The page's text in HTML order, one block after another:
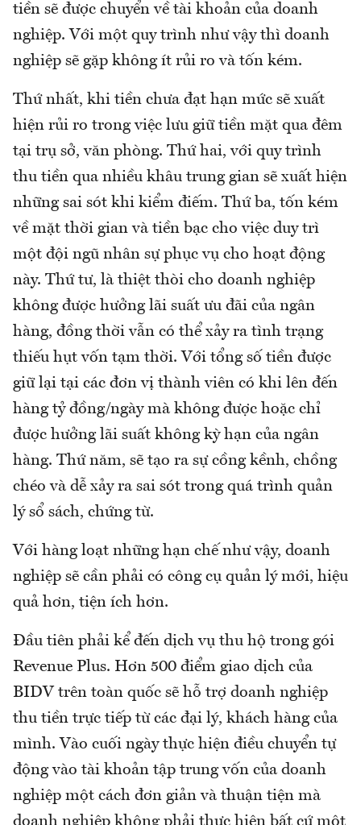
tiền sẽ được chuyển về tài khoản của doanh
nghiệp. Với một quy trình như vậy thì doanh
nghiệp sẽ gặp không ít rủi ro và tốn kém.
Thứ nhất, khi tiền chưa đạt hạn mức sẽ xuất
hiện rủi ro trong việc lưu giữ tiền mặt qua đêm
tại trụ sở, văn phòng. Thứ hai, với quy trình
thu tiền qua nhiều khâu trung gian sẽ xuất hiện
những sai sót khi kiểm điếm. Thứ ba, tốn kém
về mặt thời gian và tiền bạc cho việc duy trì
một đội ngũ nhân sự phục vụ cho hoạt động
này. Thứ tư, là thiệt thòi cho doanh nghiệp
không được hưởng lãi suất ưu đãi của ngân
hàng, đồng thời vẫn có thể xảy ra tình trạng
thiếu hụt vốn tạm thời. Với tổng số tiền được
giữ lại tại các đơn vị thành viên có khi lên đến
hàng tỷ đồng/ngày mà không được hoặc chỉ
được hưởng lãi suất không kỳ hạn của ngân
hàng. Thứ năm, sẽ tạo ra sự cồng kềnh, chồng
chéo và dễ xảy ra sai sót trong quá trình quản
lý sổ sách, chứng từ.
Với hàng loạt những hạn chế như vậy, doanh
nghiệp sẽ cần phải có công cụ quản lý mới, hiệu
quả hơn, tiện ích hơn.
Đầu tiên phải kể đến dịch vụ thu hộ trong gói
Revenue Plus. Hơn 500 điểm giao dịch của
BIDV trên toàn quốc sẽ hỗ trợ doanh nghiệp
thu tiền trực tiếp từ các đại lý, khách hàng của
mình. Vào cuối ngày thực hiện điều chuyển tự
động vào tài khoản tập trung vốn của doanh
nghiệp một cách đơn giản và thuận tiện mà
doanh nghiệp không phải thực hiện bất cứ một